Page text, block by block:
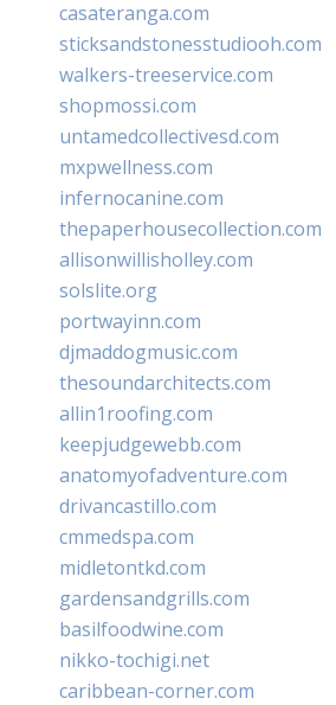
casateranga.com
sticksandstonesstudiooh.com
walkers-treeservice.com
shopmossi.com
untamedcollectivesd.com
mxpwellness.com
infernocanine.com
thepaperhousecollection.com
allisonwillisholley.com
solslite.org
portwayinn.com
djmaddogmusic.com
thesoundarchitects.com
allin1roofing.com
keepjudgewebb.com
anatomyofadventure.com
drivancastillo.com
cmmedspa.com
midletontkd.com
gardensandgrills.com
basilfoodwine.com
nikko-tochigi.net
caribbean-corner.com